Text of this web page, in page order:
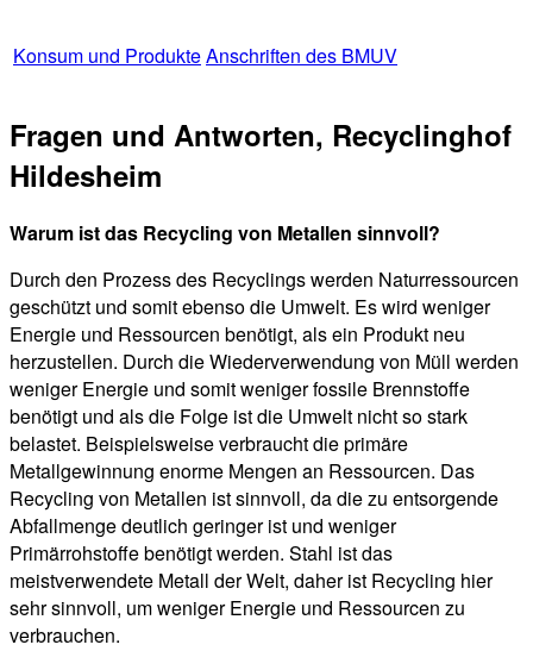
Konsum und ProdukteAnschriften des BMUV
Fragen und Antworten, Recyclinghof
Hildesheim
Warum ist das Recycling von Metallen sinnvoll?
Durch den Prozess des Recyclings werden Naturressourcen
geschützt und somit ebenso die Umwelt. Es wird weniger
Energie und Ressourcen benötigt, als ein Produkt neu
herzustellen. Durch die Wiederverwendung von Müll werden
weniger Energie und somit weniger fossile Brennstoffe
benötigt und als die Folge ist die Umwelt nicht so stark
belastet. Beispielsweise verbraucht die primäre
Metallgewinnung enorme Mengen an Ressourcen. Das
Recycling von Metallen ist sinnvoll, da die zu entsorgende
Abfallmenge deutlich geringer ist und weniger
Primärrohstoffe benötigt werden. Stahl ist das
meistverwendete Metall der Welt, daher ist Recycling hier
sehr sinnvoll, um weniger Energie und Ressourcen zu
verbrauchen.